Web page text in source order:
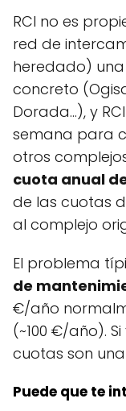
RCI no es
red de
heredado)
concreto
Dorada…), y
semana para
otros
cuota anual
de las cuotas
al complejo
El problema
de
€/año
(~100 €/año).
cuotas son
Puede que te